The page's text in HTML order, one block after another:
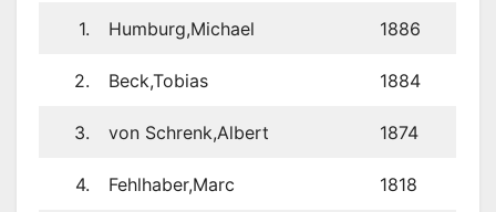
1. Humburg,Michael 1886
2. Beck,Tobias 1884
3. von Schrenk,Albert 1874
4. Fehlhaber,Marc 1818